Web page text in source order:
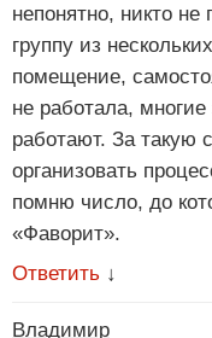
непонятно, никто не
группу из
помещение,
не работала,
работают. За такую
организовать
помню число, до
«Фаворит».
Ответить ↓
Владимир